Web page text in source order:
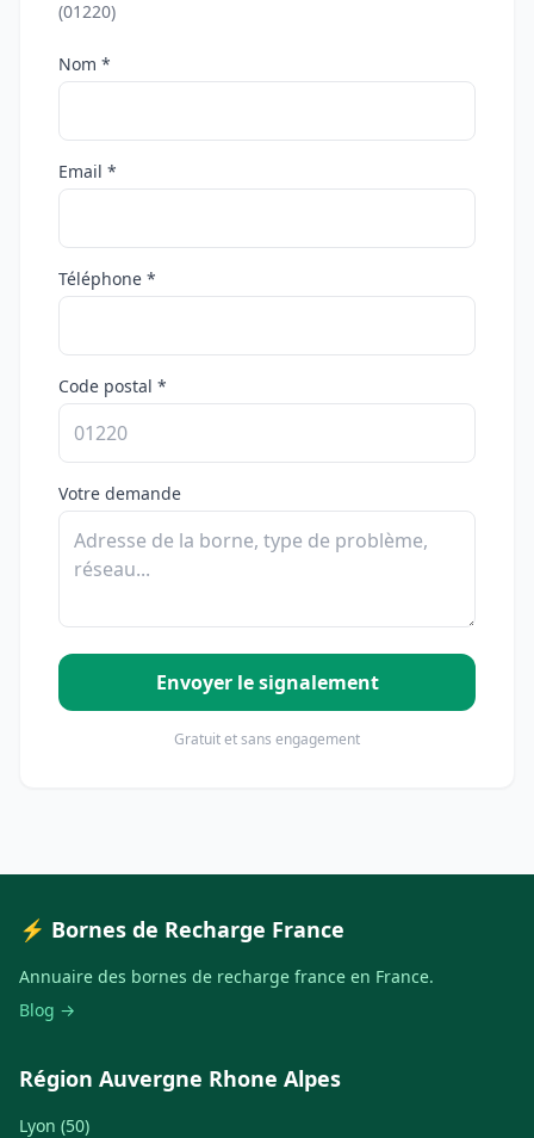
(01220)
Nom *
Email *
Téléphone *
Code postal *
Votre demande
Envoyer le signalement
Gratuit et sans engagement
⚡ Bornes de Recharge France
Annuaire des bornes de recharge france en France.
Blog →
Région Auvergne Rhone Alpes
Lyon (50)